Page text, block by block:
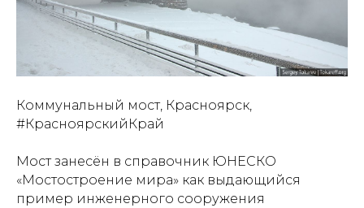
Коммунальный мост, Красноярск,
#КрасноярскийКрай
Мост занесён в справочник ЮНЕСКО
«Мостостроение мира» как выдающийся
пример инженерного сооружения